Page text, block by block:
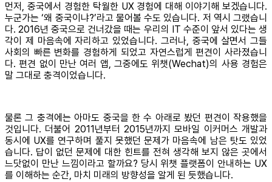
먼저, 중국에서 경험한 탁월한 UX 경험에 대해 이야기해 보겠습니다.
누군가는 ‘왜 중국이냐?’라고 물어볼 수도 있습니다. 저 역시 그랬습니
다. 2016년 중국으로 건너갔을 때는 우리의 IT 수준이 앞서 있다는 생
각이 제 마음속에 자리하고 있었습니다. 그러나, 중국에 살면서 그들
사회의 빠른 변화를 경험하게 되었고 자연스럽게 편견이 사라졌습니
다. 편견 없이 만난 여러 앱, 그중에도 위챗(Wechat)의 사용 경험은
말 그대로 충격이었습니다.
물론 그 충격에는 아마도 중국을 한 수 아래로 봤던 편견이 작용했을
것입니다. 더불어 2011년부터 2015년까지 모바일 이커머스 개발과
동시에 UX를 연구하며 풀지 못했던 문제가 마음속에 남은 탓도 있었
습니다. 답이 없던 문제에 대한 힌트를 전혀 생각해 보지 않은 곳에서
느닷없이 만난 느낌이라고 할까요? 당시 위챗 플랫폼이 안내하는 UX
를 이해하는 순간, 마치 미래의 방향성을 알게 된 듯했습니다.